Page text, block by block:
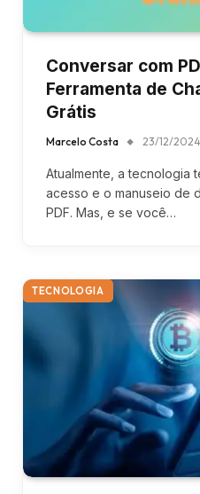
Conversar com
Ferramenta de
Grátis
Marcelo Costa 23/12/2024
Atualmente, a tecnologia
acesso e o manuseio de
PDF. Mas, e se você…
TECNOLOGIA